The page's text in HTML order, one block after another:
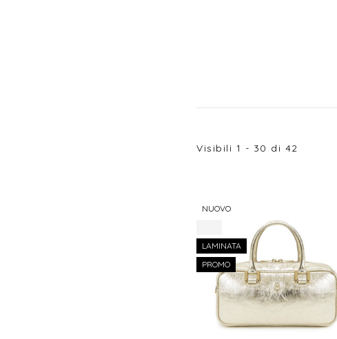
Visibili 1 - 30 di 42
NUOVO
LAMINATA
PROMO